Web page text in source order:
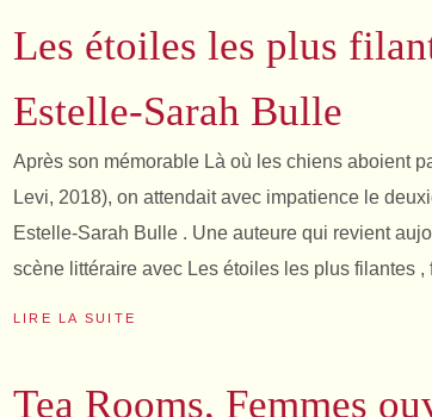
Les étoiles les plus
Estelle-Sarah Bulle
Après son mémorable Là où les chiens aboient
Levi, 2018), on attendait avec impatience le
Estelle-Sarah Bulle . Une auteure qui revient
scène littéraire avec Les étoiles les plus filantes ,
LIRE LA SUITE
Tea Rooms, Femmes